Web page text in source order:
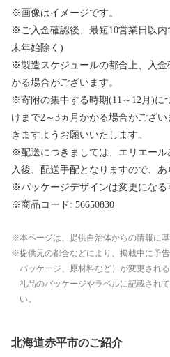
※画像はイメージです。
※ご入金確認後、最短10営業日以
末年始除く)
※製造スケジュールの都合上、入金
かる場合がございます。
※寄附の集中する時期(11～12月)に
けまで2～3ヵ月かかる場合がござ
きますようお願いいたします。
※配送につきましては、エリエー
入後、配送手配となりますので、あ
※パッケージデザインは変更になる
※商品コード: 56650830
本ページは、提供自治体からの情報に
提供元の都合などにより、掲載中に予
パッケージ、原材料など）が変更され
礼品のパッケージやラベルに記載され
い。
北海道赤平市のご紹介